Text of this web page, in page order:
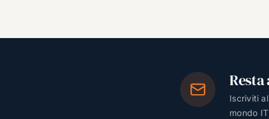
Iscriviti
mondo